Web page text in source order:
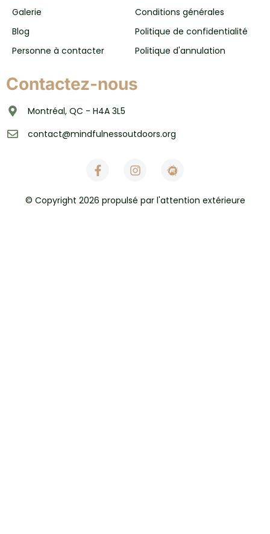
Galerie
Blog
Personne à contacter
Conditions générales
Politique de confidentialité
Politique d'annulation
Contactez-nous
Montréal, QC - H4A 3L5
contact@mindfulnessoutdoors.org
© Copyright 2026 propulsé par l'attention extérieure